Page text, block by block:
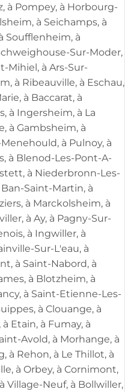
à Pompey, à Horbourg-
à Seichamps, à
Soufflenheim, à
Sur-Moder,
Mihiel, à Ars-Sur-
à Ribeauville, à Eschau,
à Baccarat, à
à Ingersheim, à La
à Gambsheim, à
à Pulnoy, à
à Blenod-Les-Pont-A-
à Niederbronn-Les-
Saint-Martin, à
à Marckolsheim, à
à Ay, à Pagny-Sur-
à Ingwiller, à
Sur-L'eau, à
à Saint-Nabord, à
à Blotzheim, à
à Saint-Etienne-Les-
à Clouange, à
Etain, à Fumay, à
Avold, à Morhange, à
à Rehon, à Le Thillot, à
à Orbey, à Cornimont,
Village-Neuf, à Bollwiller,